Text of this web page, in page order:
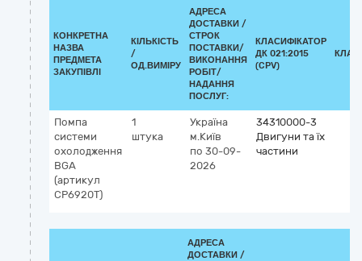
КОНКРЕТНА
НАЗВА
ПРЕДМЕТА
ЗАКУПІВЛІ
КІЛЬКІСТЬ
/
ОД.ВИМІРУ
АДРЕСА
ДОСТАВКИ /
СТРОК
ПОСТАВКИ/
ВИКОНАННЯ
РОБІТ/
НАДАННЯ
ПОСЛУГ:
КЛАСИФІКАТОР
ДК 021:2015
(CPV)
Помпа
системи
охолодження
BGA
(артикул
CP6920T)
1
штука
Україна
м.Київ
по 30-09-
2026
34310000-3
Двигуни та їх
частини
АДРЕСА
ДОСТАВКИ /